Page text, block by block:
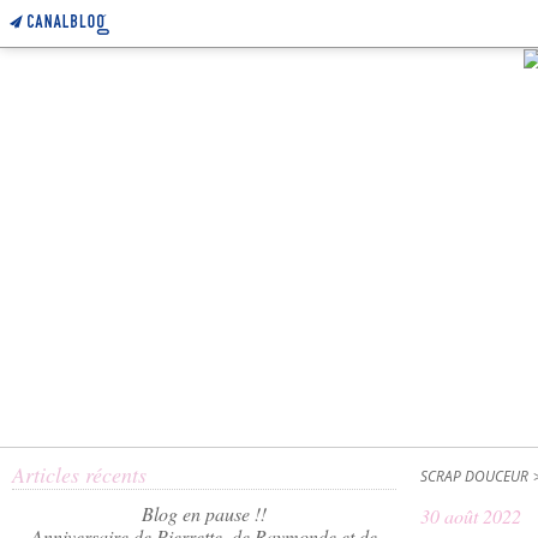
Articles récents
Blog en pause !!
SCRAP DOUCEUR
30 août 2022